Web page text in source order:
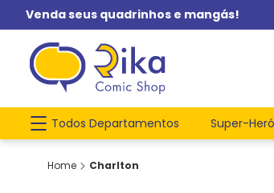
Venda seus quadrinhos e mangás!
Todos Departamentos Super-
Charlton